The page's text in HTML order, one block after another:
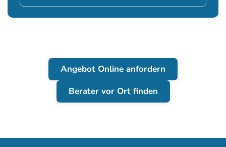
Angebot Online anfordern
Berater vor Ort finden